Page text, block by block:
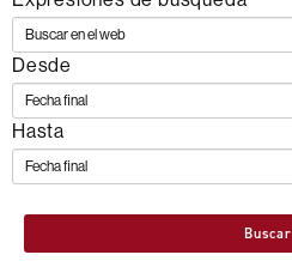
Desde
Hasta
Buscar